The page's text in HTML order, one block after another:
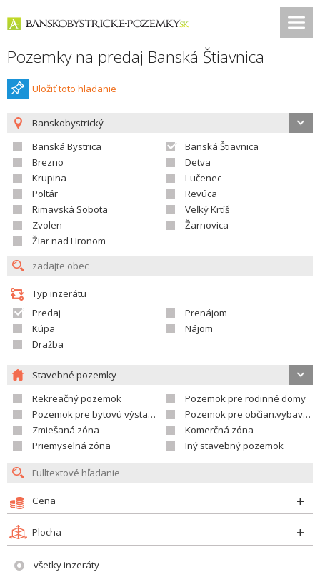
Pozemky na predaj Banská Štiavnica
Uložiť toto hladanie
Banskobystrický
Banská Bystrica
Banská Štiavnica
Brezno
Detva
Krupina
Lučenec
Poltár
Revúca
Rimavská Sobota
Veľký Krtíš
Zvolen
Žarnovica
Žiar nad Hronom
Typ inzerátu
Predaj
Prenájom
Kúpa
Nájom
Dražba
Stavebné pozemky
Rekreačný pozemok
Pozemok pre rodinné domy
Pozemok pre bytovú výstavbu
Pozemok pre občian.vybavenosť
Zmiešaná zóna
Komerčná zóna
Priemyselná zóna
Iný stavebný pozemok
Cena
Plocha
všetky inzeráty